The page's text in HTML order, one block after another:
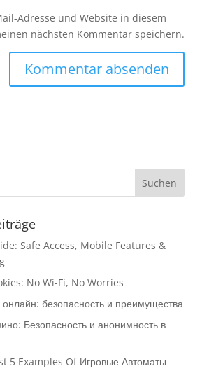
Adresse und Website in diesem
nächsten Kommentar speichern.
Safe Access, Mobile Features &
No Wi-Fi, No Worries
онлайн: безопасность и преимущества
Безопасность и анонимность в
5 Examples Of Игровые Автоматы